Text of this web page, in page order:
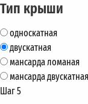
Тип крыши
односкатная
двускатная
мансарда ломаная
мансарда двускатная
Шаг 5